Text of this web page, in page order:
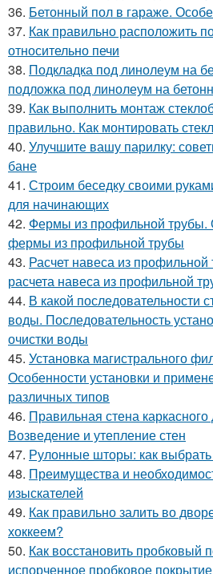
36. Бетонный пол в гараже.
37. Как правильно расположить
относительно печи
38. Подкладка под линолеум на
подложка под линолеум на
39. Как выполнить монтаж
правильно. Как монтировать
40. Улучшите вашу парилку:
бане
41. Строим беседку своими
для начинающих
42. Фермы из профильной трубы.
фермы из профильной трубы
43. Расчет навеса из профильной
расчета навеса из профильной
44. В какой последовательности
воды. Последовательность
очистки воды
45. Установка магистрального
Особенности установки и
различных типов
46. Правильная стена
Возведение и утепление стен
47. Рулонные шторы: как
48. Преимущества и
изыскателей
49. Как правильно залить во
хоккеем?
50. Как восстановить пробковый
испорченное пробковое покрытие